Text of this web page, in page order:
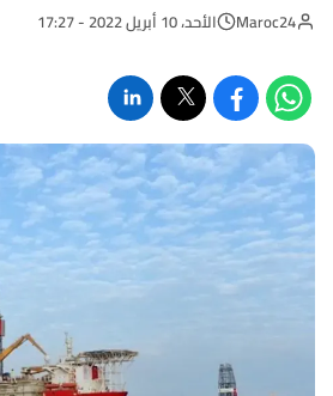
Maroc24 الأحد، 10 أبريل 2022 - 17:27